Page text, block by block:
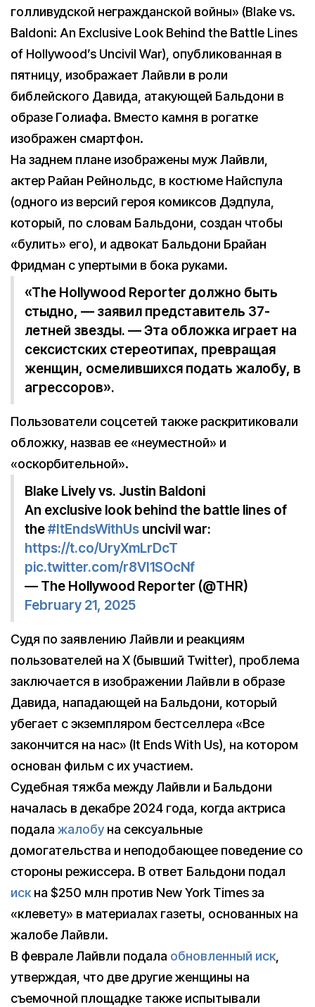
голливудской негражданской войны» (Blake vs.
Baldoni: An Exclusive Look Behind the Battle Lines
of Hollywood’s Uncivil War), опубликованная в
пятницу, изображает Лайвли в роли
библейского Давида, атакующей Бальдони в
образе Голиафа. Вместо камня в рогатке
изображен смартфон.
На заднем плане изображены муж Лайвли,
актер Райан Рейнольдс, в костюме Найспула
(одного из версий героя комиксов Дэдпула,
который, по словам Бальдони, создан чтобы
«булить» его), и адвокат Бальдони Брайан
Фридман с упертыми в бока руками.
«The Hollywood Reporter должно быть
стыдно, — заявил представитель 37-
летней звезды. — Эта обложка играет на
сексистских стереотипах, превращая
женщин, осмелившихся подать жалобу, в
агрессоров».
Пользователи соцсетей также раскритиковали
обложку, назвав ее «неуместной» и
«оскорбительной».
Blake Lively vs. Justin Baldoni
An exclusive look behind the battle lines of
the#ItEndsWithUs uncivil war:
https://t.co/UryXmLrDcT
pic.twitter.com/r8VI1SOcNf
— The Hollywood Reporter (@THR)
February 21, 2025
Судя по заявлению Лайвли и реакциям
пользователей на X (бывший Twitter), проблема
заключается в изображении Лайвли в образе
Давида, нападающей на Бальдони, который
убегает с экземпляром бестселлера «Все
закончится на нас» (It Ends With Us), на котором
основан фильм с их участием.
Судебная тяжба между Лайвли и Бальдони
началась в декабре 2024 года, когда актриса
подала жалобу на сексуальные
домогательства и неподобающее поведение со
стороны режиссера. В ответ Бальдони подал
искна $250 млн против New York Times за
«клевету» в материалах газеты, основанных на
жалобе Лайвли.
В феврале Лайвли подала обновленный иск,
утверждая, что две другие женщины на
съемочной площадке также испытывали